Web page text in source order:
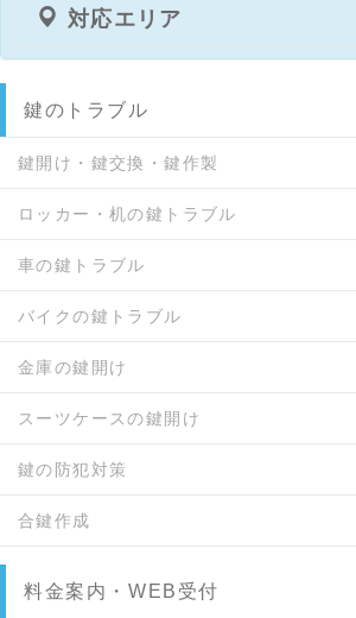
対応エリア
鍵のトラブル
鍵開け・鍵交換・鍵作製
ロッカー・机の鍵トラブル
車の鍵トラブル
バイクの鍵トラブル
金庫の鍵開け
スーツケースの鍵開け
鍵の防犯対策
合鍵作成
料金案内・WEB受付